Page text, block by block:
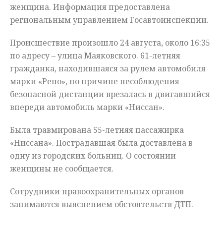
женщина. Информация предоставлена
региональным управлением Госавтоинспекции.
Происшествие произошло 24 августа, около 16:35
по адресу – улица Маяковского. 61-летняя
гражданка, находившаяся за рулем автомобиля
марки «Рено», по причине несоблюдения
безопасной дистанции врезалась в двигавшийся
впереди автомобиль марки «Ниссан».
Была травмирована 55-летняя пассажирка
«Ниссана». Пострадавшая была доставлена в
одну из городских больниц. О состоянии
женщины не сообщается.
Сотрудники правоохранительных органов
занимаются выяснением обстоятельств ДТП.